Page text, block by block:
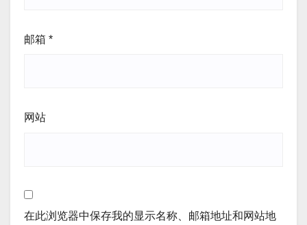
邮箱 *
网站
在此浏览器中保存我的显示名称、邮箱地址和网站地